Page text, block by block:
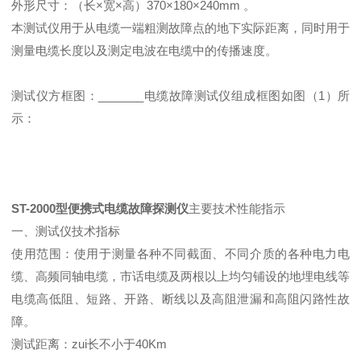
外形尺寸：（长×宽×高）370×180×240mm 。
本测试仪用于从电缆一端粗测故障点的地下实际距离，同时用于
测量电缆长度以及测定电波在电缆中的传播速度。
测试仪方框图：_______电缆故障测试仪组成框图如图（1）所
示：
ST-2000型便携式电缆故障探测仪主要技术性能指示
一、测试仪技术指标
使用范围：使用于测量各种不同截面、不同介质的各种电力电
缆、高频同轴电缆，市话电缆及两根以上均匀铺设的地埋电线等
电缆高低阻、短路、开路、断线以及高阻泄漏和高阻闪路性故
障。
测试距离：zui长不小于40Km